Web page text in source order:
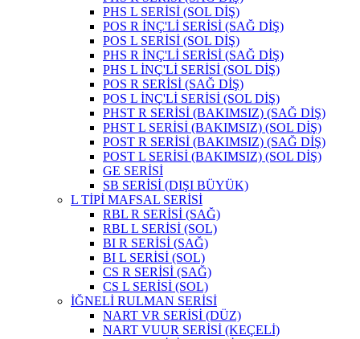
PHS L SERİSİ (SOL DİŞ)
POS R İNÇ'Lİ SERİSİ (SAĞ DİŞ)
POS L SERİSİ (SOL DİŞ)
PHS R İNÇ'Lİ SERİSİ (SAĞ DİŞ)
PHS L İNÇ'Lİ SERİSİ (SOL DİŞ)
POS R SERİSİ (SAĞ DİŞ)
POS L İNÇ'Lİ SERİSİ (SOL DİŞ)
PHST R SERİSİ (BAKIMSIZ) (SAĞ DİŞ)
PHST L SERİSİ (BAKIMSIZ) (SOL DİŞ)
POST R SERİSİ (BAKIMSIZ) (SAĞ DİŞ)
POST L SERİSİ (BAKIMSIZ) (SOL DİŞ)
GE SERİSİ
SB SERİSİ (DIŞI BÜYÜK)
L TİPİ MAFSAL SERİSİ
RBL R SERİSİ (SAĞ)
RBL L SERİSİ (SOL)
BI R SERİSİ (SAĞ)
BI L SERİSİ (SOL)
CS R SERİSİ (SAĞ)
CS L SERİSİ (SOL)
İĞNELİ RULMAN SERİSİ
NART VR SERİSİ (DÜZ)
NART VUUR SERİSİ (KEÇELİ)